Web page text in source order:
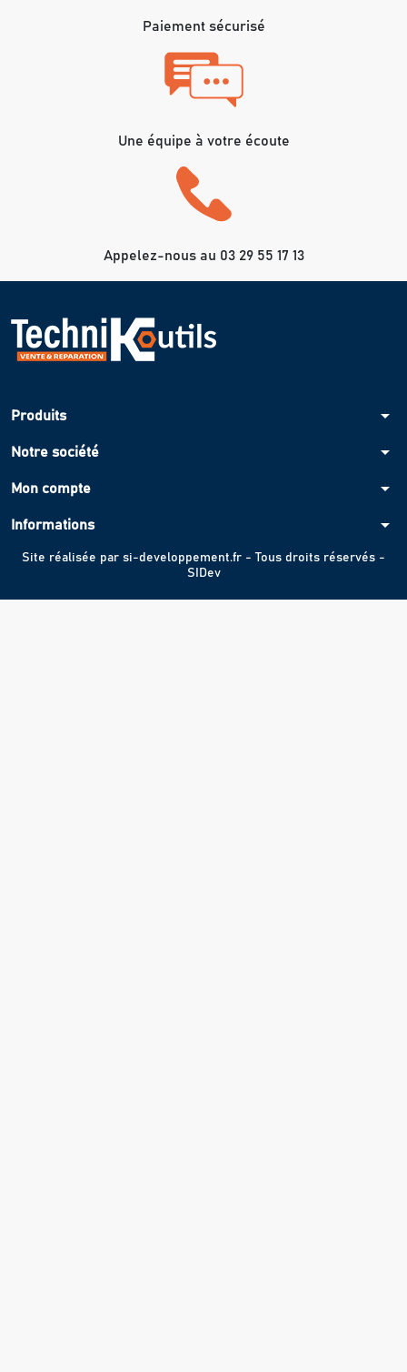
Paiement sécurisé
Une équipe à votre écoute
Appelez-nous au 03 29 55 17 13
Produits arrow_drop_down
Notre société arrow_drop_down
Mon compte arrow_drop_down
Informations arrow_drop_down
Site réalisée par si-developpement.fr - Tous droits réservés -
SIDev